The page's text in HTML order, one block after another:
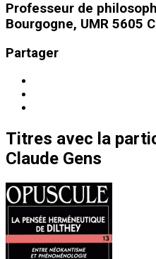
Professeur de
Bourgogne, UMR 5605
Partager
Titres avec la
Claude Gens